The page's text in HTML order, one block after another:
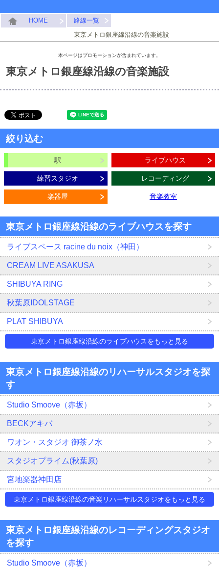
HOME
路線一覧
東京メトロ銀座線沿線の音楽施設
本ページはプロモーションが含まれています。
東京メトロ銀座線沿線の音楽施設
絞り込む
駅 ライブハウス
練習スタジオ レコーディング
楽器屋 音楽教室
東京メトロ銀座線沿線のライブハウスを探す
ライブスペース racine du noix（神田）
CREAM LIVE ASAKUSA
SHIBUYA RING
秋葉原IDOLSTAGE
PLAT SHIBUYA
東京メトロ銀座線沿線のライブハウスをもっと見る
東京メトロ銀座線沿線のリハーサルスタジオを探
す
Studio Smoove（赤坂）
BECKアキバ
ワオン・スタジオ 御茶ノ水
スタジオプライム(秋葉原)
宮地楽器神田店
東京メトロ銀座線沿線の音楽リハーサルスタジオをもっと見る
東京メトロ銀座線沿線のレコーディングスタジオ
を探す
Studio Smoove（赤坂）